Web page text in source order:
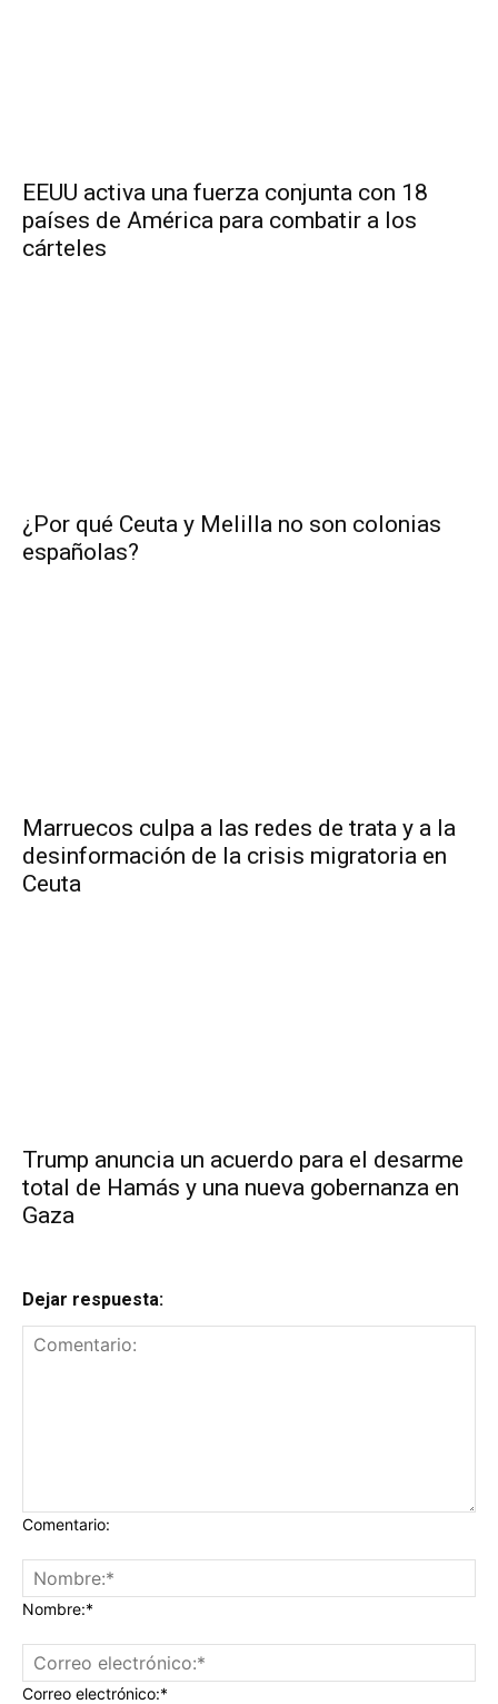
EEUU activa una fuerza conjunta con 18
países de América para combatir a los
cárteles
¿Por qué Ceuta y Melilla no son colonias
españolas?
Marruecos culpa a las redes de trata y a la
desinformación de la crisis migratoria en
Ceuta
Trump anuncia un acuerdo para el desarme
total de Hamás y una nueva gobernanza en
Gaza
Dejar respuesta:
Comentario:
Nombre:*
Correo electrónico:*